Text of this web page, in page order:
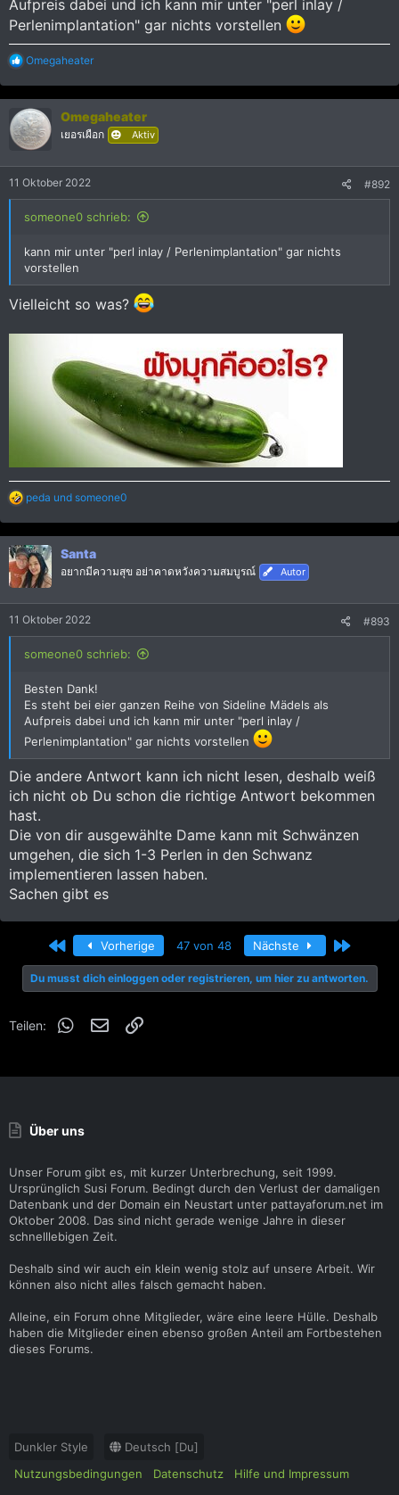
Aufpreis dabei und ich kann mir unter "perl inlay /
Perlenimplantation" gar nichts vorstellen
R
a
k
t
i
o
n
:
Omegaheater
Omegaheater
เยอรเผือก Aktiv
11 Oktober 2022 #892
someone0 schrieb:
kann mir unter "perl inlay / Perlenimplantation" gar nichts
vorstellen
Vielleicht so was?
R
a
k
t
i
o
n
:
peda und someone0
Santa
อยากมีความสุข อย่าคาดหวังความสมบูรณ์ Autor
11 Oktober 2022 #893
someone0 schrieb:
Besten Dank!
Es steht bei eier ganzen Reihe von Sideline Mädels als
Aufpreis dabei und ich kann mir unter "perl inlay /
Perlenimplantation" gar nichts vorstellen
Die andere Antwort kann ich nicht lesen, deshalb weiß
ich nicht ob Du schon die richtige Antwort bekommen
hast.
Die von dir ausgewählte Dame kann mit Schwänzen
umgehen, die sich 1-3 Perlen in den Schwanz
implementieren lassen haben.
Sachen gibt es
Erste Vorherige 47 von 48 Nächste Letzte
Du musst dich einloggen oder registrieren, um hier zu antworten.
Teilen: WhatsApp
E-Mail
Über uns
Unser Forum gibt es, mit kurzer Unterbrechung, seit 1999.
Ursprünglich Susi Forum. Bedingt durch den Verlust der damaligen
Datenbank und der Domain ein Neustart unter pattayaforum.net im
Oktober 2008. Das sind nicht gerade wenige Jahre in dieser
schnelllebigen Zeit.
Deshalb sind wir auch ein klein wenig stolz auf unsere Arbeit. Wir
können also nicht alles falsch gemacht haben.
Alleine, ein Forum ohne Mitglieder, wäre eine leere Hülle. Deshalb
haben die Mitglieder einen ebenso großen Anteil am Fortbestehen
dieses Forums.
Dunkler Style
Deutsch [Du]
Nutzungsbedingungen
Datenschutz
Hilfe und Impressum